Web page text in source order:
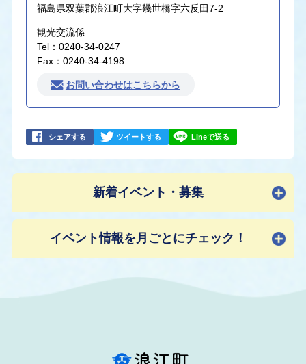
福島県双葉郡浪江町大字幾世橋字六反田7-2
観光交流係
Tel：0240-34-0247
Fax：0240-34-4198
お問い合わせはこちらから
シェアする ツイートする Lineで送る
新着イベント・募集
イベント情報を月ごとにチェック！